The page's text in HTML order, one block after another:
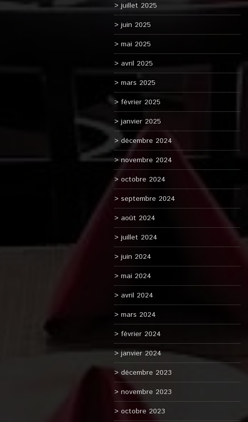
juillet 2025
juin 2025
mai 2025
avril 2025
mars 2025
février 2025
janvier 2025
décembre 2024
novembre 2024
octobre 2024
septembre 2024
août 2024
juillet 2024
juin 2024
mai 2024
avril 2024
mars 2024
février 2024
janvier 2024
décembre 2023
novembre 2023
octobre 2023